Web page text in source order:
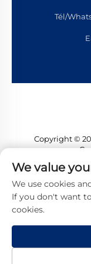
Tél/
Copyright ©
We value
We use cookies
If you don't want
cookies.